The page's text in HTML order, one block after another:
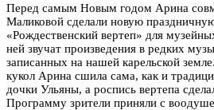
Перед самым Новым годом Арина
Маликовой сделали новую
«Рождественский вертеп» для
ней звучат произведения в редких
записанных на нашей карельской
кукол Арина сшила сама, как и
дочки Ульяны, а роспись вертепа
Программу зрители приняли с